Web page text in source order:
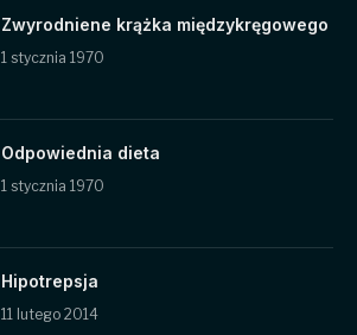
Zwyrodniene krążka międzykręgowego
1 stycznia 1970
Odpowiednia dieta
1 stycznia 1970
Hipotrepsja
11 lutego 2014